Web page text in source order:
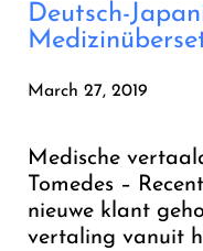
Deutsch-
March 27, 2019
Medische
Tomedes –
nieuwe klant
vertaling vanuit